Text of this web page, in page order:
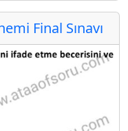
Final Sınavı